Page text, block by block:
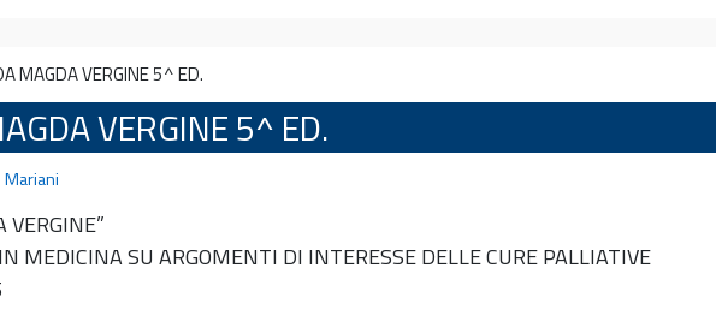
MAGDA VERGINE 5^ ED.
VERGINE 5^ ED.
VERGINE”
MEDICINA SU ARGOMENTI DI INTERESSE DELLE CURE PALLIATIVE